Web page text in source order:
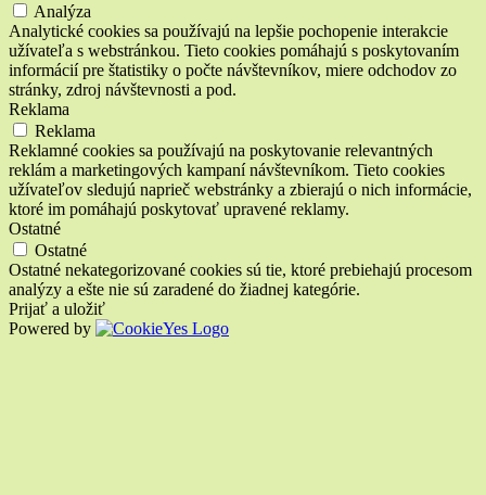
Analýza
Analytické cookies sa používajú na lepšie pochopenie interakcie
užívateľa s webstránkou. Tieto cookies pomáhajú s poskytovaním
informácií pre štatistiky o počte návštevníkov, miere odchodov zo
stránky, zdroj návštevnosti a pod.
Reklama
Reklama
Reklamné cookies sa používajú na poskytovanie relevantných
reklám a marketingových kampaní návštevníkom. Tieto cookies
užívateľov sledujú naprieč webstránky a zbierajú o nich informácie,
ktoré im pomáhajú poskytovať upravené reklamy.
Ostatné
Ostatné
Ostatné nekategorizované cookies sú tie, ktoré prebiehajú procesom
analýzy a ešte nie sú zaradené do žiadnej kategórie.
Prijať a uložiť
Powered by